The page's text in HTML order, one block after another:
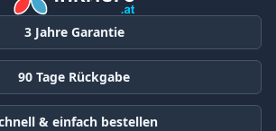
3 Jahre Garantie
90 Tage Rückgabe
& einfach bestellen